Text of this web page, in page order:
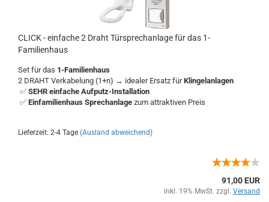
CLICK - einfache 2 Draht Türsprechanlage für das 1-
Familienhaus
Set für das 1-Familienhaus
2 DRAHT Verkabelung (1+n) → idealer Ersatz fürKlingelanlagen
✅ SEHR einfache Aufputz-Installation
✅ Einfamilienhaus Sprechanlage zum attraktiven Preis
Lieferzeit: 2-4 Tage (Ausland abweichend)
91,00 EUR
inkl. 19% MwSt. zzgl. Versand